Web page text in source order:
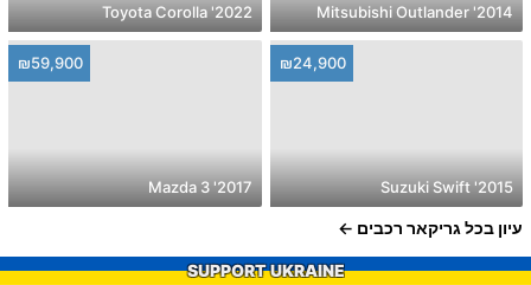
2014' Mitsubishi Outlander
2022' Toyota Corolla
₪24,900
2015' Suzuki Swift
₪59,900
2017' Mazda 3
עיון בכל גריקאר רכבים
SUPPORT UKRAINE